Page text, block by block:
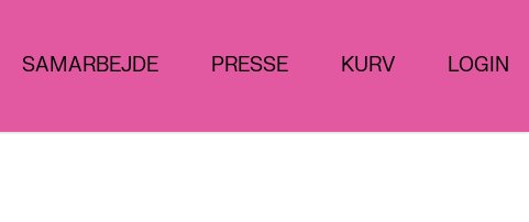
SAMARBEJDE PRESSE KURV LOGIN